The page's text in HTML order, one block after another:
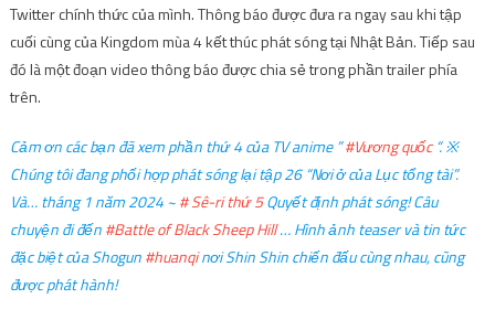
Twitter chính thức của mình. Thông báo được đưa ra ngay sau khi tập
cuối cùng của Kingdom mùa 4 kết thúc phát sóng tại Nhật Bản. Tiếp sau
đó là một đoạn video thông báo được chia sẻ trong phần trailer phía
trên.
Cảm ơn các bạn đã xem phần thứ 4 của TV anime ”#Vương quốc“. ※
Chúng tôi đang phối hợp phát sóng lại tập 26 “Nơi ở của Lục tổng tài”.
Và… tháng 1 năm 2024 ~# Sê-ri thứ 5Quyết định phát sóng! Câu
chuyện đi đến#Battle of Black Sheep Hill… Hình ảnh teaser và tin tức
đặc biệt của Shogun#huanqinơi Shin Shin chiến đấu cùng nhau, cũng
được phát hành!